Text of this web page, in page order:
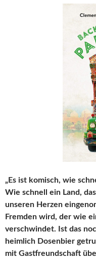
„Es ist komisch, wie
Wie schnell ein Land,
unseren Herzen
Fremden wird, der wie
verschwindet. Ist das
heimlich Dosenbier
mit Gastfreundschaft